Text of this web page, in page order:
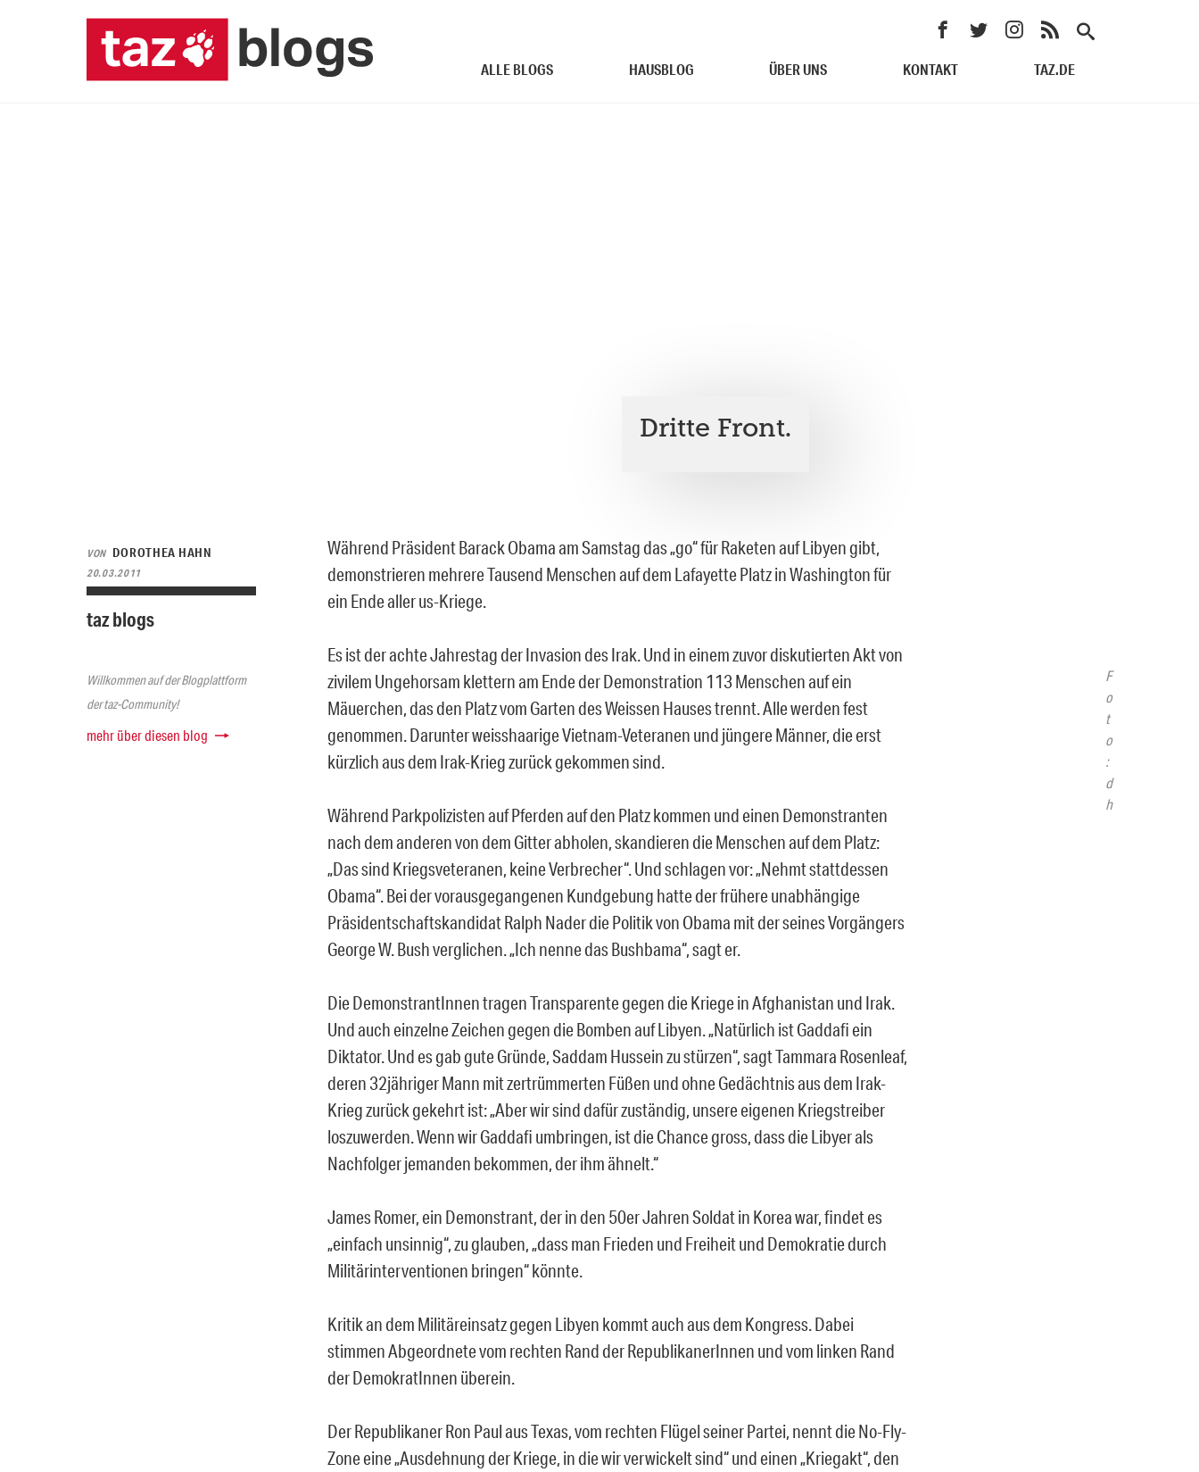
ALLE BLOGS HAUSBLOG ÜBER UNS KONTAKT TAZ.DE
Dritte Front.
VON DOROTHEA HAHN
20.03.2011
taz blogs
Willkommen auf der Blogplattform
der taz-Community!
mehr über diesen blog
Während Präsident Barack Obama am Samstag das „go“ für Raketen auf Libyen gibt,
demonstrieren mehrere Tausend Menschen auf dem Lafayette Platz in Washington für
ein Ende aller us-Kriege.
F
o
t
o
:
d
h
Es ist der achte Jahrestag der Invasion des Irak. Und in einem zuvor diskutierten Akt von
zivilem Ungehorsam klettern am Ende der Demonstration 113 Menschen auf ein
Mäuerchen, das den Platz vom Garten des Weissen Hauses trennt. Alle werden fest
genommen. Darunter weisshaarige Vietnam-Veteranen und jüngere Männer, die erst
kürzlich aus dem Irak-Krieg zurück gekommen sind.
Während Parkpolizisten auf Pferden auf den Platz kommen und einen Demonstranten
nach dem anderen von dem Gitter abholen, skandieren die Menschen auf dem Platz:
„Das sind Kriegsveteranen, keine Verbrecher“. Und schlagen vor: „Nehmt stattdessen
Obama“. Bei der vorausgegangenen Kundgebung hatte der frühere unabhängige
Präsidentschaftskandidat Ralph Nader die Politik von Obama mit der seines Vorgängers
George W. Bush verglichen. „Ich nenne das Bushbama“, sagt er.
Die DemonstrantInnen tragen Transparente gegen die Kriege in Afghanistan und Irak.
Und auch einzelne Zeichen gegen die Bomben auf Libyen. „Natürlich ist Gaddafi ein
Diktator. Und es gab gute Gründe, Saddam Hussein zu stürzen“, sagt Tammara Rosenleaf,
deren 32jähriger Mann mit zertrümmerten Füßen und ohne Gedächtnis aus dem Irak-
Krieg zurück gekehrt ist: „Aber wir sind dafür zuständig, unsere eigenen Kriegstreiber
loszuwerden. Wenn wir Gaddafi umbringen, ist die Chance gross, dass die Libyer als
Nachfolger jemanden bekommen, der ihm ähnelt.“
James Romer, ein Demonstrant, der in den 50er Jahren Soldat in Korea war, findet es
„einfach unsinnig“, zu glauben, „dass man Frieden und Freiheit und Demokratie durch
Militärinterventionen bringen“ könnte.
Kritik an dem Militäreinsatz gegen Libyen kommt auch aus dem Kongress. Dabei
stimmen Abgeordnete vom rechten Rand der RepublikanerInnen und vom linken Rand
der DemokratInnen überein.
Der Republikaner Ron Paul aus Texas, vom rechten Flügel seiner Partei, nennt die No-Fly-
Zone eine „Ausdehnung der Kriege, in die wir verwickelt sind“ und einen „Kriegakt“, den